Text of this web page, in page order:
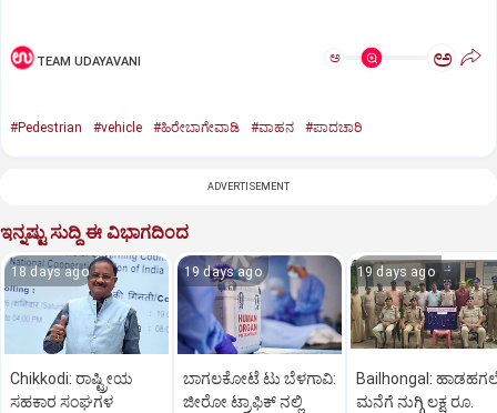
TEAM UDAYAVANI ಅ ಅ
#Pedestrian #vehicle #ಹಿರೇಬಾಗೇವಾಡಿ #ವಾಹನ #ಪಾದಚಾರಿ
ADVERTISEMENT
ಇನ್ನಷ್ಟು ಸುದ್ದಿ ಈ ವಿಭಾಗದಿಂದ
18 days ago
Chikkodi: ರಾಷ್ಟ್ರೀಯ
ಸಹಕಾರ ಸಂಘಗಳ
19 days ago
ಬಾಗಲಕೋಟೆ ಟು ಬೆಳಗಾವಿ:
ಜೀರೋ ಟ್ರಾಫಿಕ್ ನಲ್ಲಿ
19 days ago
Bailhongal:
ಮನೆಗೆ ನುಗ್ಗಿ ಲಕ್ಷ ರೂ.